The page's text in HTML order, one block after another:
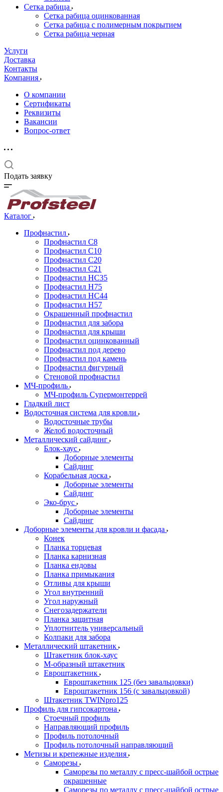
Сетка рабица
Сетка рабица оцинкованная
Сетка рабица с полимерным покрытием
Сетка рабица черная
Услуги
Доставка
Контакты
Компания
О компании
Сертификаты
Реквизиты
Вакансии
Вопрос-ответ
Подать заявку
Каталог
Профнастил
Профнастил С8
Профнастил С10
Профнастил С20
Профнастил С21
Профнастил НС35
Профнастил Н75
Профнастил HC44
Профнастил Н57
Окрашенный профнастил
Профнастил для забора
Профнастил для крыши
Профнастил оцинкованный
Профнастил под дерево
Профнастил под камень
Профнастил фигурный
Стеновой профнастил
МЧ-профиль
МЧ-профиль Супермонтеррей
Гладкий лист
Водосточная система для кровли
Водосточные трубы
Желоб водосточный
Металлический сайдинг
Блок-хаус
Доборные элементы
Сайдинг
Корабельная доска
Доборные элементы
Сайдинг
Эко-брус
Доборные элементы
Сайдинг
Доборные элементы для кровли и фасада
Конек
Планка торцевая
Планка карнизная
Планка ендовы
Планка примыкания
Отливы для крыши
Угол внутренний
Угол наружный
Снегозадержатели
Планка защитная
Уплотнитель универсальный
Колпаки для забора
Металлический штакетник
Штакетник блок-хаус
М-образный штакетник
Евроштакетник
Евроштакетник 125 (без завальцовки)
Евроштакетник 156 (с завальцовкой)
Штакетник TWINpro125
Профиль для гипсокартона
Стоечный профиль
Направляющий профиль
Профиль потолочный
Профиль потолочный направляющий
Метизы и крепежные изделия
Саморезы
Саморезы по металлу с пресс-шайбой острые
окрашенные
Саморезы по металлу с пресс-шайбой острые